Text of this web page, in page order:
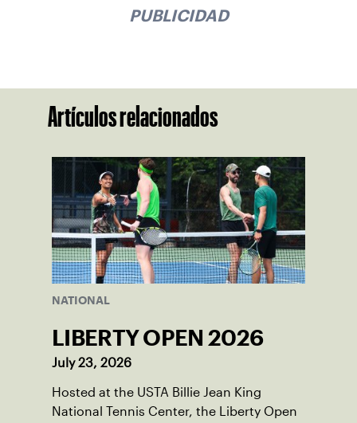
PUBLICIDAD
Artículos relacionados
NATIONAL
LIBERTY OPEN 2026
July 23, 2026
Hosted at the USTA Billie Jean King
National Tennis Center, the Liberty Open